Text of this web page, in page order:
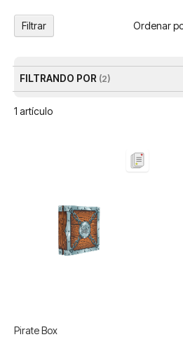
1 artículo
Ordenar
Pirate Box
Filtrar
FILTRANDO POR